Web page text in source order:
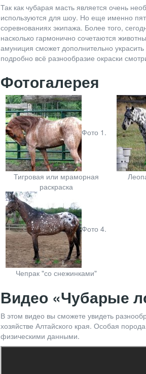
Так как чубарая масть является очень
используются для шоу. Но еще именно
соревнованиях экипажа. Более того,
насколько гармонично сочетаются
амуниция сможет дополнительно
подробно всё разнообразие окраски
Фотогалерея
Фото 1.
Тигровая или мраморная
раскраска
Фото 4.
Чепрак "со снежинками"
Видео «Чубарые
В этом видео вы сможете увидеть
хозяйстве Алтайского края. Особая
физическими данными.